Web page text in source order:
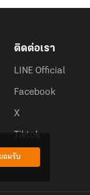
ติดต่อเรา
LINE Official
Facebook
X
Tiktok
อมรับ